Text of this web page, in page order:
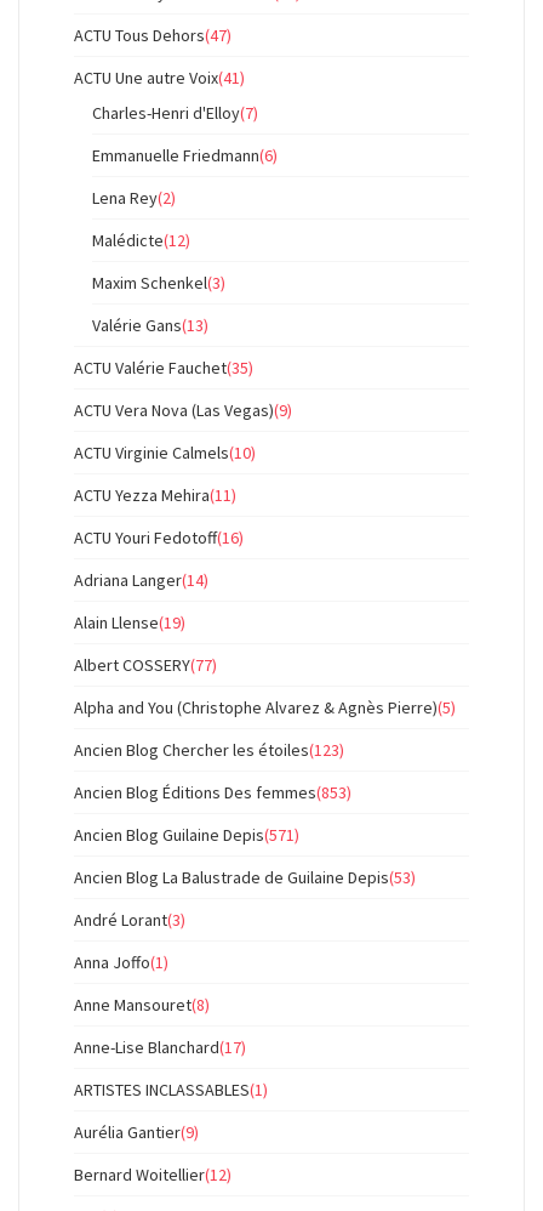
ACTU Tous Dehors(47)
ACTU Une autre Voix(41)
Charles-Henri d'Elloy(7)
Emmanuelle Friedmann(6)
Lena Rey(2)
Malédicte(12)
Maxim Schenkel(3)
Valérie Gans(13)
ACTU Valérie Fauchet(35)
ACTU Vera Nova (Las Vegas)(9)
ACTU Virginie Calmels(10)
ACTU Yezza Mehira(11)
ACTU Youri Fedotoff(16)
Adriana Langer(14)
Alain Llense(19)
Albert COSSERY(77)
Alpha and You (Christophe Alvarez & Agnès Pierre)(5)
Ancien Blog Chercher les étoiles(123)
Ancien Blog Éditions Des femmes(853)
Ancien Blog Guilaine Depis(571)
Ancien Blog La Balustrade de Guilaine Depis(53)
André Lorant(3)
Anna Joffo(1)
Anne Mansouret(8)
Anne-Lise Blanchard(17)
ARTISTES INCLASSABLES(1)
Aurélia Gantier(9)
Bernard Woitellier(12)